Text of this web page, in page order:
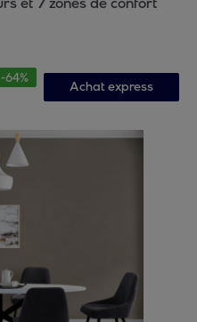
-64%
Achat express